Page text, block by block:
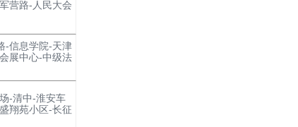
营路-人民大会
-信息学院-天津
展中心-中级法
-清中-淮安车
翔苑小区-长征